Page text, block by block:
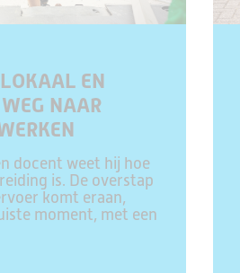
EN
NAAR
docent weet hij hoe
is. De overstap
komt eraan,
moment, met een